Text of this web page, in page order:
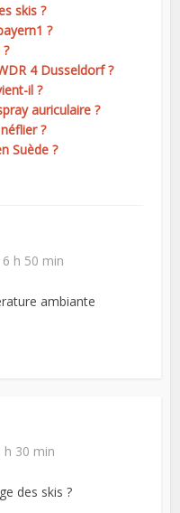
skis ?
?
4 Dusseldorf ?
il ?
auriculaire ?
?
Suède ?
h 50 min
ambiante
h 30 min
des skis ?